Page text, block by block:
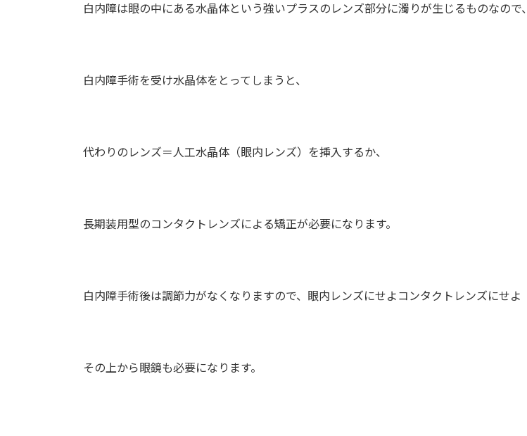
白内障は眼の中にある水晶体という強いプラスのレンズ部分に濁りが生じるものなので、
白内障手術を受け水晶体をとってしまうと、
代わりのレンズ＝人工水晶体（眼内レンズ）を挿入するか、
長期装用型のコンタクトレンズによる矯正が必要になります。
白内障手術後は調節力がなくなりますので、眼内レンズにせよコンタクトレンズにせよ
その上から眼鏡も必要になります。